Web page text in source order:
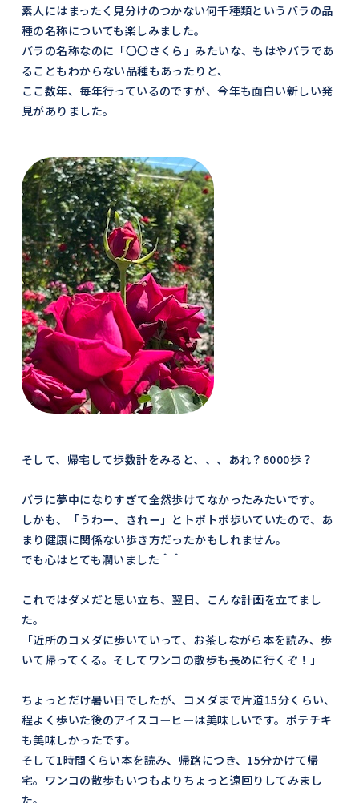
素人にはまったく見分けのつかない何千種類というバラの品
種の名称についても楽しみました。
バラの名称なのに「〇〇さくら」みたいな、もはやバラであ
ることもわからない品種もあったりと、
ここ数年、毎年行っているのですが、今年も面白い新しい発
見がありました。
そして、帰宅して歩数計をみると、、、あれ？6000歩？
バラに夢中になりすぎて全然歩けてなかったみたいです。
しかも、「うわー、きれー」とトボトボ歩いていたので、あ
まり健康に関係ない歩き方だったかもしれません。
でも心はとても潤いました＾＾
これではダメだと思い立ち、翌日、こんな計画を立てまし
た。
「近所のコメダに歩いていって、お茶しながら本を読み、歩
いて帰ってくる。そしてワンコの散歩も長めに行くぞ！」
ちょっとだけ暑い日でしたが、コメダまで片道15分くらい、
程よく歩いた後のアイスコーヒーは美味しいです。ポテチキ
も美味しかったです。
そして1時間くらい本を読み、帰路につき、15分かけて帰
宅。ワンコの散歩もいつもよりちょっと遠回りしてみまし